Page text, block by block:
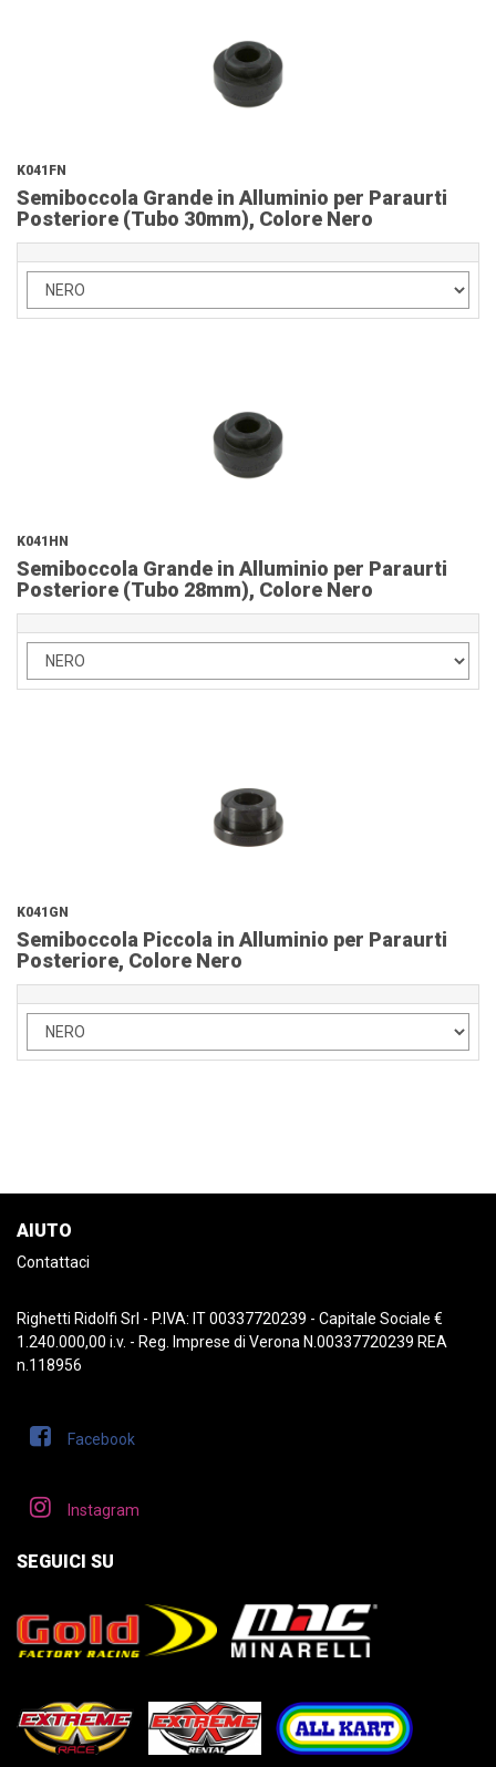
K041FN
Semiboccola Grande in Alluminio per Paraurti
Posteriore (Tubo 30mm), Colore Nero
K041HN
Semiboccola Grande in Alluminio per Paraurti
Posteriore (Tubo 28mm), Colore Nero
K041GN
Semiboccola Piccola in Alluminio per Paraurti
Posteriore, Colore Nero
AIUTO
Contattaci
Righetti Ridolfi Srl - P.IVA: IT 00337720239 - Capitale Sociale €
1.240.000,00 i.v. - Reg. Imprese di Verona N.00337720239 REA
n.118956
Facebook
Instagram
SEGUICI SU